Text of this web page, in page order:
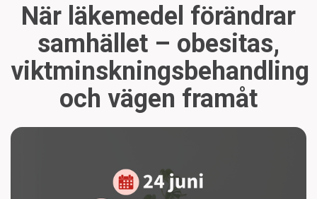
När läkemedel förändrar
samhället – obesitas,
viktminskningsbehandling
och vägen framåt